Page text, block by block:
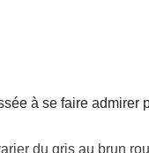
à se faire admirer
du gris au brun